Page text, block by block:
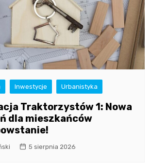
Inwestycje Urbanistyka
Traktorzystów 1: Nowa
dla mieszkańców
5 sierpnia 2026